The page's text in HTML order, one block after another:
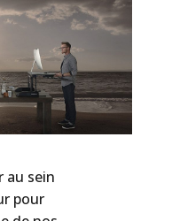
au sein
pour